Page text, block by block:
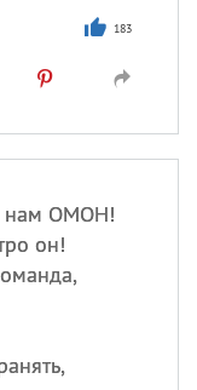
183
нам ОМОН!
он!
значение